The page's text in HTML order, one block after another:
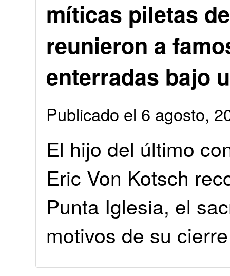
míticas piletas
reunieron a
enterradas bajo
Publicado el 6 agosto,
El hijo del último
Eric Von Kotsch
Punta Iglesia, el
motivos de su cierre